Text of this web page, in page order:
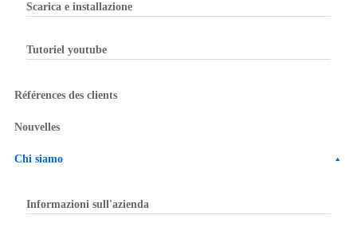
Scarica e installazione
Tutoriel youtube
Références des clients
Nouvelles
Chi siamo
Informazioni sull'azienda